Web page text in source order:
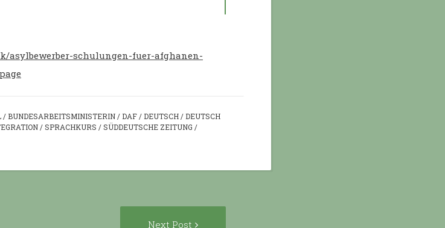
asylbewerber-schulungen-fuer-afghanen-
/ BUNDESARBEITSMINISTERIN / DAF / DEUTSCH / DEUTSCH
/SPRACHKURS /SÜDDEUTSCHE ZEITUNG /
Next Post